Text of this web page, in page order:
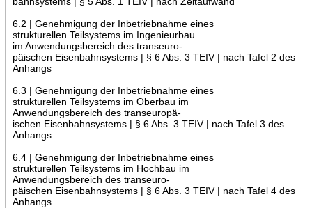
6.2 | Genehmigung der Inbetriebnahme eines
strukturellen Teilsystems im Ingenieurbau
im Anwendungsbereich des transeuro-
päischen Eisenbahnsystems | § 6 Abs. 3 TEIV | nach Tafel 2 des
Anhangs
6.3 | Genehmigung der Inbetriebnahme eines
strukturellen Teilsystems im Oberbau im
Anwendungsbereich des transeuropä-
ischen Eisenbahnsystems | § 6 Abs. 3 TEIV | nach Tafel 3 des
Anhangs
6.4 | Genehmigung der Inbetriebnahme eines
strukturellen Teilsystems im Hochbau im
Anwendungsbereich des transeuro-
päischen Eisenbahnsystems | § 6 Abs. 3 TEIV | nach Tafel 4 des
Anhangs